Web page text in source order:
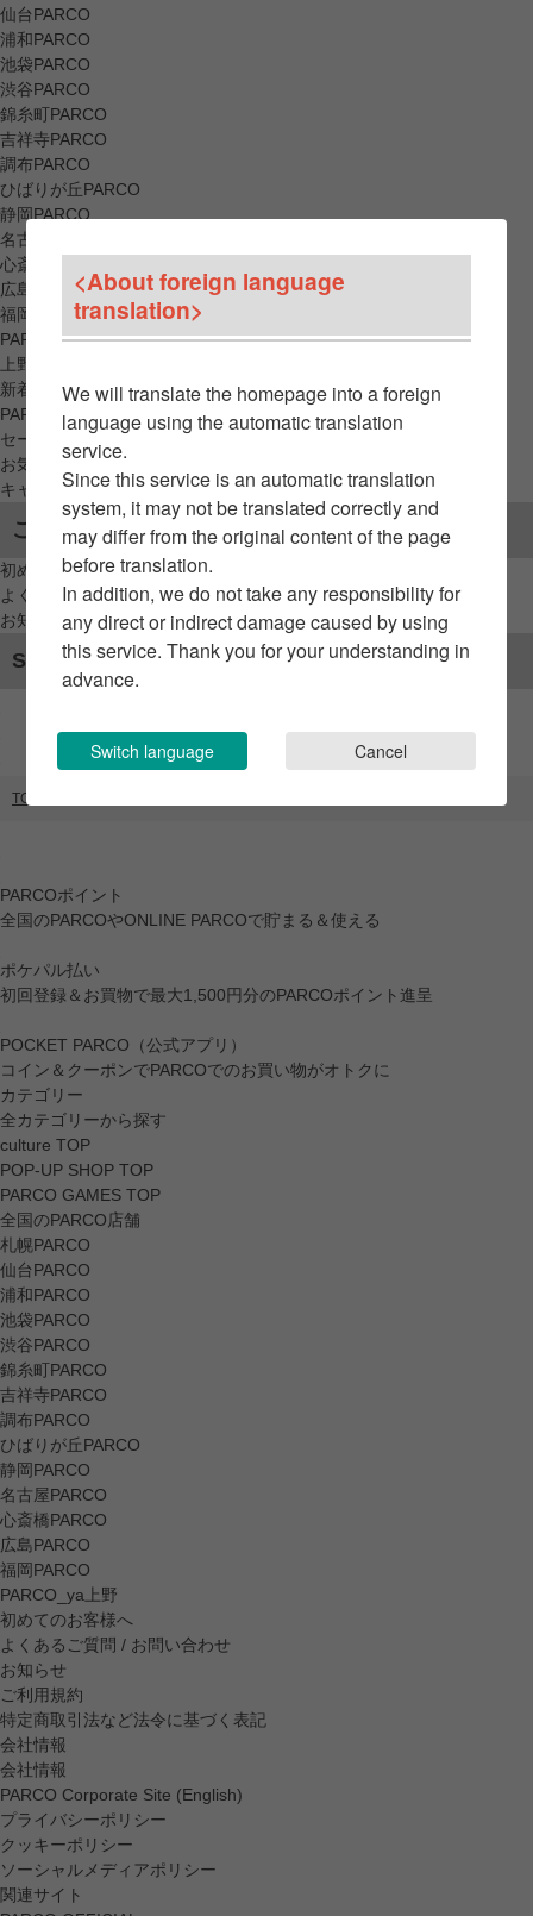
仙台PARCO
浦和PARCO
池袋PARCO
渋谷PARCO
錦糸町PARCO
吉祥寺PARCO
調布PARCO
ひばりが丘PARCO
静岡PARCO
名古屋PARCO
心斎橋PARCO
広島PARCO
福岡PARCO
PARCO_ya
上野
新着アイテムから探す
PARCO限定アイテムから探す
セールアイテムから探す
お気に入りから探す
キャンペーン/クーポン対象から探す
ご利用案内
初めてのお客様へ
よくあるご質問 / お問い合わせ
お知らせ
SNSアカウント
TOP
PARCOポイント
全国のPARCOやONLINE PARCOで貯まる＆使える
ポケパル払い
初回登録＆お買物で最大1,500円分のPARCOポイント進呈
POCKET PARCO（公式アプリ）
コイン＆クーポンでPARCOでのお買い物がオトクに
カテゴリー
全カテゴリーから探す
culture TOP
POP-UP SHOP TOP
PARCO GAMES TOP
全国のPARCO店舗
札幌PARCO
仙台PARCO
浦和PARCO
池袋PARCO
渋谷PARCO
錦糸町PARCO
吉祥寺PARCO
調布PARCO
ひばりが丘PARCO
静岡PARCO
名古屋PARCO
心斎橋PARCO
広島PARCO
福岡PARCO
PARCO_ya上野
初めてのお客様へ
よくあるご質問 / お問い合わせ
お知らせ
ご利用規約
特定商取引法など法令に基づく表記
会社情報
会社情報
PARCO Corporate Site (English)
プライバシーポリシー
クッキーポリシー
ソーシャルメディアポリシー
関連サイト
<About foreign language
translation>
We will translate the homepage into a foreign
language using the automatic translation
service.
Since this service is an automatic translation
system, it may not be translated correctly and
may differ from the original content of the page
before translation.
In addition, we do not take any responsibility for
any direct or indirect damage caused by using
this service. Thank you for your understanding in
advance.
Switch language Cancel